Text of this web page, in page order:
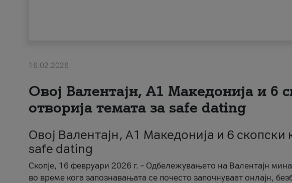
16.02.2026
Овој Валентајн, A1 Македонија и 6
отворија темата за safe dating
Овој Валентајн, A1 Македонија и 6 скопски
safe dating
Скопје, 16 февруари 2026 г. – Одбележувањето на Валентајн
во време кога запознавањата се почесто започнуваат онлајн,